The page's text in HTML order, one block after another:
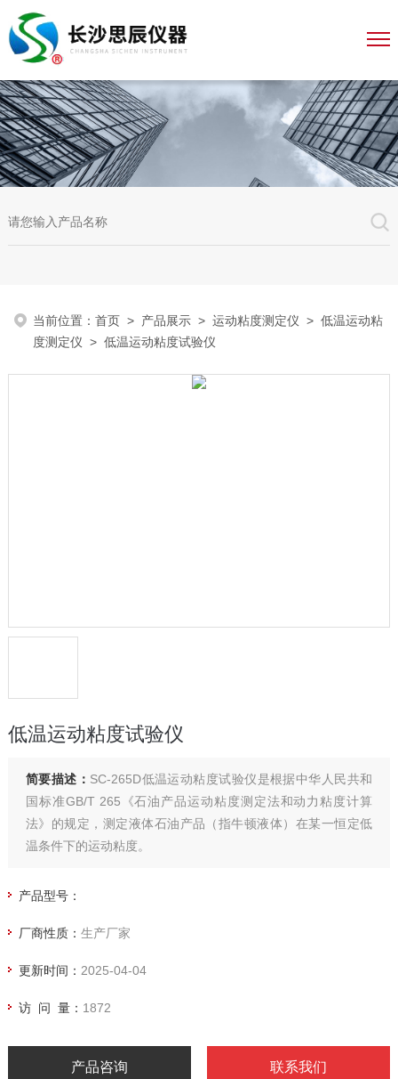
当前位置：首页 > 产品展示 >运动粘度测定仪 >低温运动粘
度测定仪 > 低温运动粘度试验仪
低温运动粘度试验仪
简要描述： SC-265D低温运动粘度试验仪是根据中华人民共和
国标准GB/T 265《石油产品运动粘度测定法和动力粘度计算
法》的规定，测定液体石油产品（指牛顿液体）在某一恒定低
温条件下的运动粘度。
产品型号：
厂商性质： 生产厂家
更新时间： 2025-04-04
访 问 量： 1872
产品咨询 联系我们